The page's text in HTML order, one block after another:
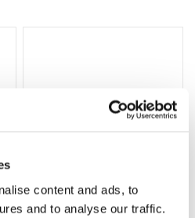
content and ads, to
and to analyse our traffic.